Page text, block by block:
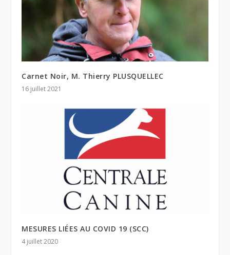
Carnet Noir, M. Thierry PLUSQUELLEC
16 juillet 2021
MESURES LIÉES AU COVID 19 (SCC)
4 juillet 2020